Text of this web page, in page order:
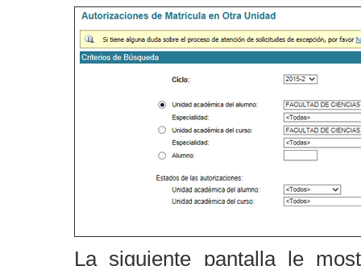
La siguiente pantalla le